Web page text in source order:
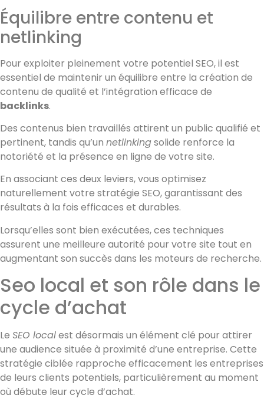
Équilibre entre contenu et
netlinking
Pour exploiter pleinement votre potentiel SEO, il est
essentiel de maintenir un équilibre entre la création de
contenu de qualité et l’intégration efficace de
backlinks.
Des contenus bien travaillés attirent un public qualifié et
pertinent, tandis qu’un netlinkingsolide renforce la
notoriété et la présence en ligne de votre site.
En associant ces deux leviers, vous optimisez
naturellement votre stratégie SEO, garantissant des
résultats à la fois efficaces et durables.
Lorsqu’elles sont bien exécutées, ces techniques
assurent une meilleure autorité pour votre site tout en
augmentant son succès dans les moteurs de recherche.
Seo local et son rôle dans le
cycle d’achat
Le SEO localest désormais un élément clé pour attirer
une audience située à proximité d’une entreprise. Cette
stratégie ciblée rapproche efficacement les entreprises
de leurs clients potentiels, particulièrement au moment
où débute leur cycle d’achat.